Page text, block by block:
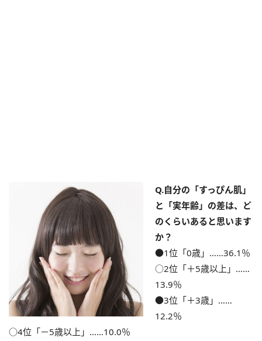
Q.自分の「すっぴん肌」
と「実年齢」の差は、ど
のくらいあると思います
か？
●1位「0歳」……36.1％
○2位「＋5歳以上」……
13.9％
●3位「＋3歳」……
12.2％
○4位「－5歳以上」……10.0％